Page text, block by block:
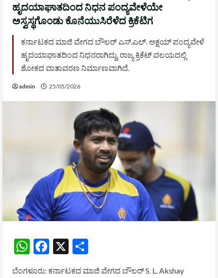
ಹೃದಯಾಘಾತದಿಂದ ನಿಧನ ಪಂದ್ಯವೇಳೆಯೇ
ಅಸ್ವಸ್ಥಗೊಂಡು ಕೊನೆಯುಸಿರೆಳೆದ ಕ್ರಿಕೆಟಿಗ
ಕರ್ನಾಟಕದ ಮಾಜಿ ವೇಗದ ಬೌಲರ್ ಎಸ್.ಎಲ್. ಅಕ್ಷಯ್ ಪಂದ್ಯವೇಳೆ
ಹೃದಯಾಘಾತದಿಂದ ನಿಧನರಾಗಿದ್ದು, ರಾಜ್ಯ ಕ್ರಿಕೆಟ್ ವಲಯದಲ್ಲಿ
ಶೋಕದ ವಾತಾವರಣ ನಿರ್ಮಾಣವಾಗಿದೆ.
admin 25/05/2026
WhatsApp
Facebook
X
ಬೆಂಗಳೂರು: ಕರ್ನಾಟಕದ ಮಾಜಿ ವೇಗದ ಬೌಲರ್S. L. Akshay